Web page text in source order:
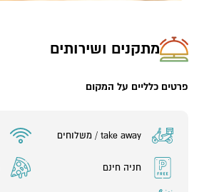
מתקנים ושירותים
פרטים כלליים על המקום
take away / משלוחים
חניה חינם